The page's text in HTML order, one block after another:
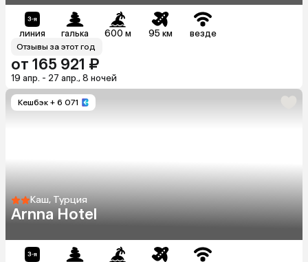
линия галька 600 м 95 км везде
Отзывы за этот год
от 165 921 ₽
19 апр. - 27 апр., 8 ночей
Кешбэк + 6 071
Каш, Турция
Arnna Hotel